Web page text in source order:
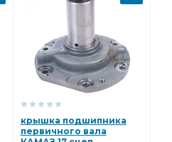
крышка подшипника
первичного вала